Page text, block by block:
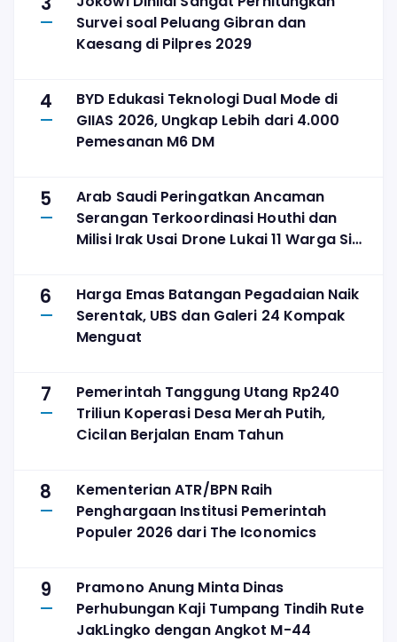
Survei soal Peluang Gibran dan
Kaesang di Pilpres 2029
4
BYD Edukasi Teknologi Dual Mode di
GIIAS 2026, Ungkap Lebih dari 4.000
Pemesanan M6 DM
5
Arab Saudi Peringatkan Ancaman
Serangan Terkoordinasi Houthi dan
Milisi Irak Usai Drone Lukai 11 Warga Sipil
6
Harga Emas Batangan Pegadaian Naik
Serentak, UBS dan Galeri 24 Kompak
Menguat
7
Pemerintah Tanggung Utang Rp240
Triliun Koperasi Desa Merah Putih,
Cicilan Berjalan Enam Tahun
8
Kementerian ATR/BPN Raih
Penghargaan Institusi Pemerintah
Populer 2026 dari The Iconomics
9
Pramono Anung Minta Dinas
Perhubungan Kaji Tumpang Tindih Rute
JakLingko dengan Angkot M-44